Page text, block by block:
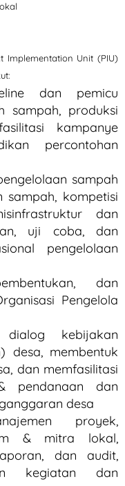
Implementation Unit (PIU)
dan pemicu
sampah, produksi
kampanye
percontohan
sampah
sampah, kompetisi
dan
uji coba, dan
pengelolaan
dan
Pengelola
kebijakan
desa, membentuk
dan memfasilitasi
pendanaan dan
desa
proyek,
& mitra lokal,
dan audit,
kegiatan dan